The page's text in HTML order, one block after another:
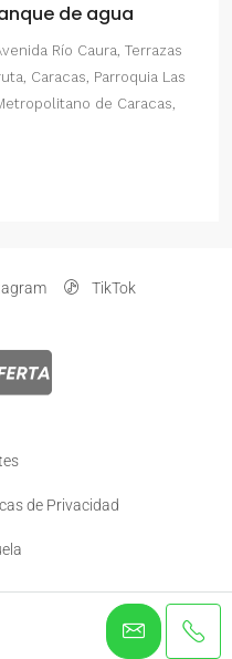
de agua
Río Caura, Terrazas
Caracas, Parroquia Las
de Caracas,
TikTok
de Privacidad
derechos reservados